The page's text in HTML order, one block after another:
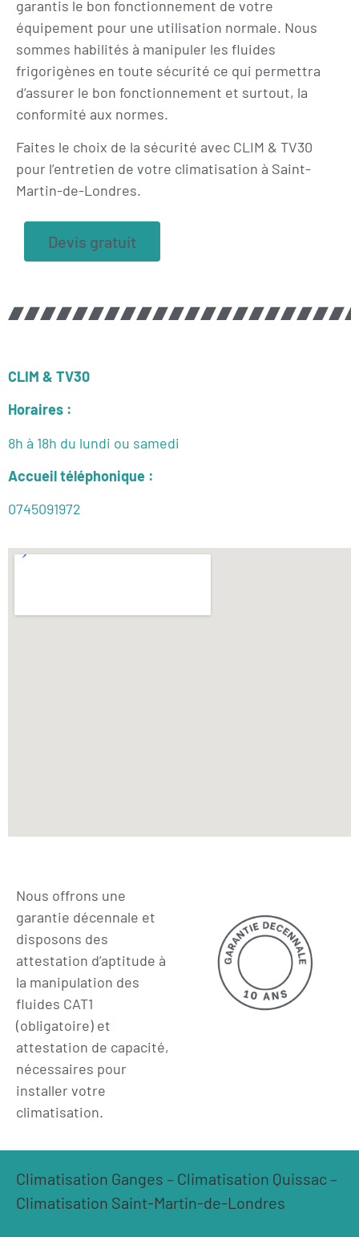
garantis le bon fonctionnement de votre
équipement pour une utilisation normale. Nous
sommes habilités à manipuler les fluides
frigorigènes en toute sécurité ce qui permettra
d’assurer le bon fonctionnement et surtout, la
conformité aux normes.
Faites le choix de la sécurité avec CLIM & TV30
pour l’entretien de votre climatisation à Saint-
Martin-de-Londres.
Devis gratuit
CLIM & TV30
Horaires :
8h à 18h du lundi ou samedi
Accueil téléphonique :
0745091972
Nous offrons une
garantie décennale et
disposons des
attestation d’aptitude à
la manipulation des
fluides CAT1
(obligatoire) et
attestation de capacité,
nécessaires pour
installer votre
climatisation.
Climatisation Ganges – Climatisation Quissac–
Climatisation Saint-Martin-de-Londres